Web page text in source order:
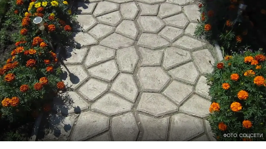
ФОТО: СОЦСЕТИ